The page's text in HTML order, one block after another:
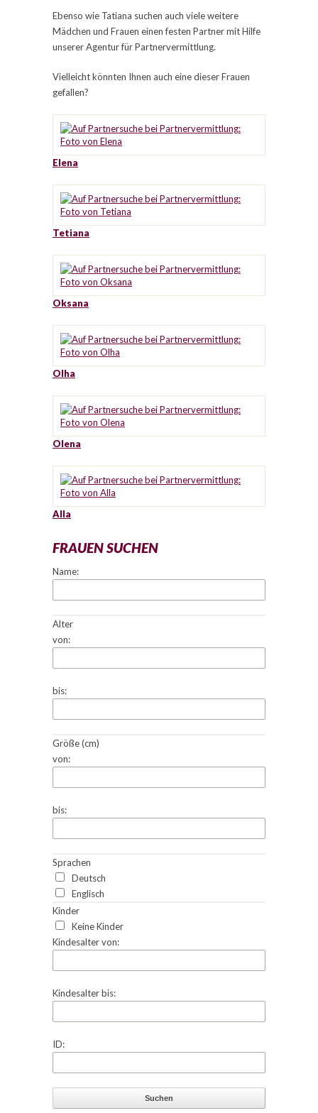
Ebenso wie Tatiana suchen auch viele weitere
Mädchen und Frauen einen festen Partner mit Hilfe
unserer Agentur für Partnervermittlung.
Vielleicht könnten Ihnen auch eine dieser Frauen
gefallen?
Elena
Tetiana
Oksana
Olha
Olena
Alla
FRAUEN SUCHEN
Name:
Alter
von:
bis:
Größe (cm)
von:
bis:
Sprachen
Deutsch
Englisch
Kinder
Keine Kinder
Kindesalter von:
Kindesalter bis:
ID: